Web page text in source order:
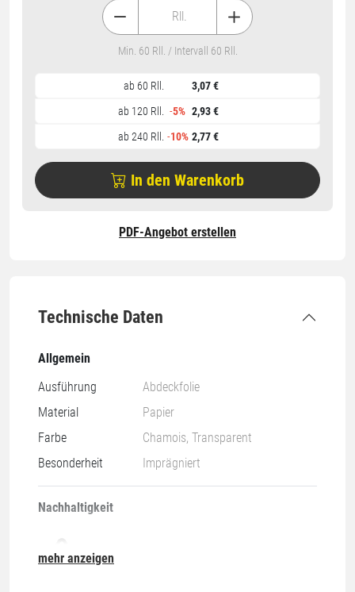
Technische Daten
Allgemein
Ausführung
Abdeckfolie
Material
Papier
Farbe
Chamois, Transparent
Besonderheit
Imprägniert
Nachhaltigkeit
mehr anzeigen
ab 60 Rll.
3,07 €
ab 120 Rll.
-5% 2,93 €
ab 240 Rll.
-10% 2,77 €
Rll.
Min. 60 Rll. / Intervall 60 Rll.
In den Warenkorb
PDF-Angebot erstellen